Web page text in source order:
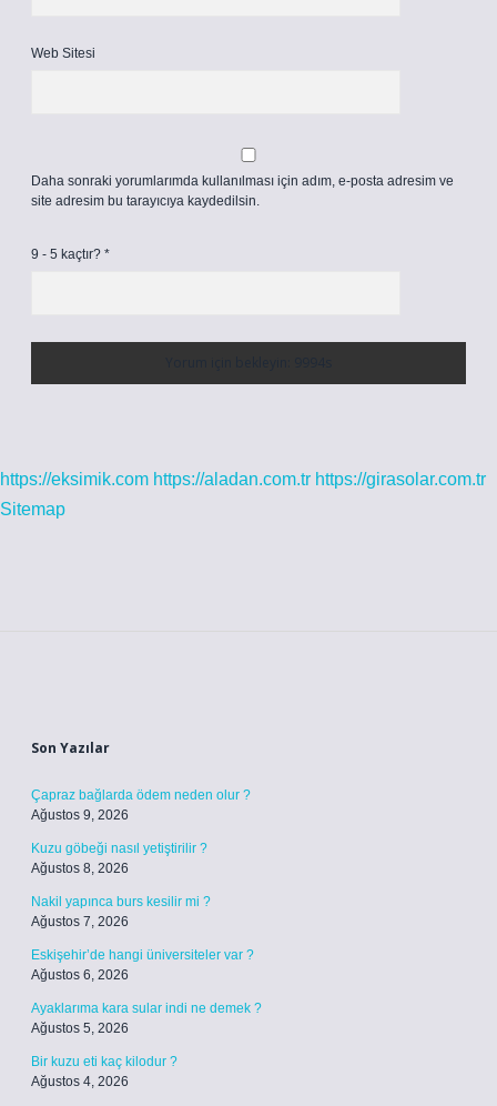
Web Sitesi
Daha sonraki yorumlarımda kullanılması için adım, e-posta adresim ve
site adresim bu tarayıcıya kaydedilsin.
9 - 5 kaçtır? *
https://eksimik.com https://aladan.com.tr https://girasolar.com.tr
Sitemap
Son Yazılar
Çapraz bağlarda ödem neden olur ?
Ağustos 9, 2026
Kuzu göbeği nasıl yetiştirilir ?
Ağustos 8, 2026
Nakil yapınca burs kesilir mi ?
Ağustos 7, 2026
Eskişehir’de hangi üniversiteler var ?
Ağustos 6, 2026
Ayaklarıma kara sular indi ne demek ?
Ağustos 5, 2026
Bir kuzu eti kaç kilodur ?
Ağustos 4, 2026